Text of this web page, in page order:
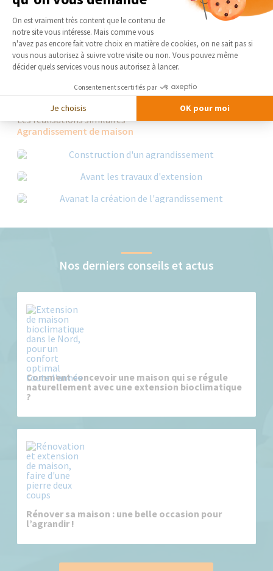
Monsieur DMérignies
DEMANDER UN DEVIS GRATUIT
Les réalisations similaires
Agrandissement de maison
Nos derniers conseils et actus
Comment concevoir une maison qui se régule
naturellement avec une extension bioclimatique
?
Rénover sa maison : une belle occasion pour
l’agrandir !
Plateforme de Gestion du
On est vraiment très content que le contenu de
notre site vous intéresse. Mais comme vous
n'avez pas encore fait votre choix en matière de cookies, on ne sait pas si
vous nous autorisez à suivre votre visite ou non. Vous pouvez même
décider quels services vous nous autorisez à lancer.
Consentements certifiés par
Je choisis OK pour moi
Axeptio consent